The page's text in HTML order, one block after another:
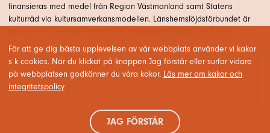
finansieras med medel från Region Västmanland samt Statens
kulturråd via kultursamverkansmodellen. Länshemslöjdsförbundet är
För att ge dig bästa upplevelsen av vår webbplats använder vi kakor
s k cookies. När du klickat på knappen Jag förstår eller surfar vidare
på webbplatsen godkänner du våra kakor. Läs mer om kakor och
integritetspolicy
JAG FÖRSTÅR